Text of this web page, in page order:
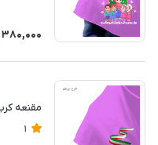
380,000
مقنعه کرپ یاسی قد 90 طرح پرچم ایران
1